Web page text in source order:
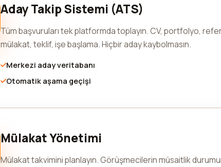
Aday Takip Sistemi (ATS)
Tüm başvuruları tek platformda toplayın. CV, portfolyo,
mülakat, teklif, işe başlama. Hiçbir aday kaybolmasın.
Merkezi aday veritabanı
Otomatik aşama geçişi
Mülakat Yönetimi
Mülakat takvimini planlayın. Görüşmecilerin müsaitlik